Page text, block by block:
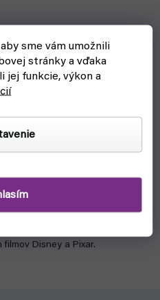
sme vám umožnili
stránky a vďaka
jej funkcie, výkon a
(Blackfire)
Disney a Pixar.